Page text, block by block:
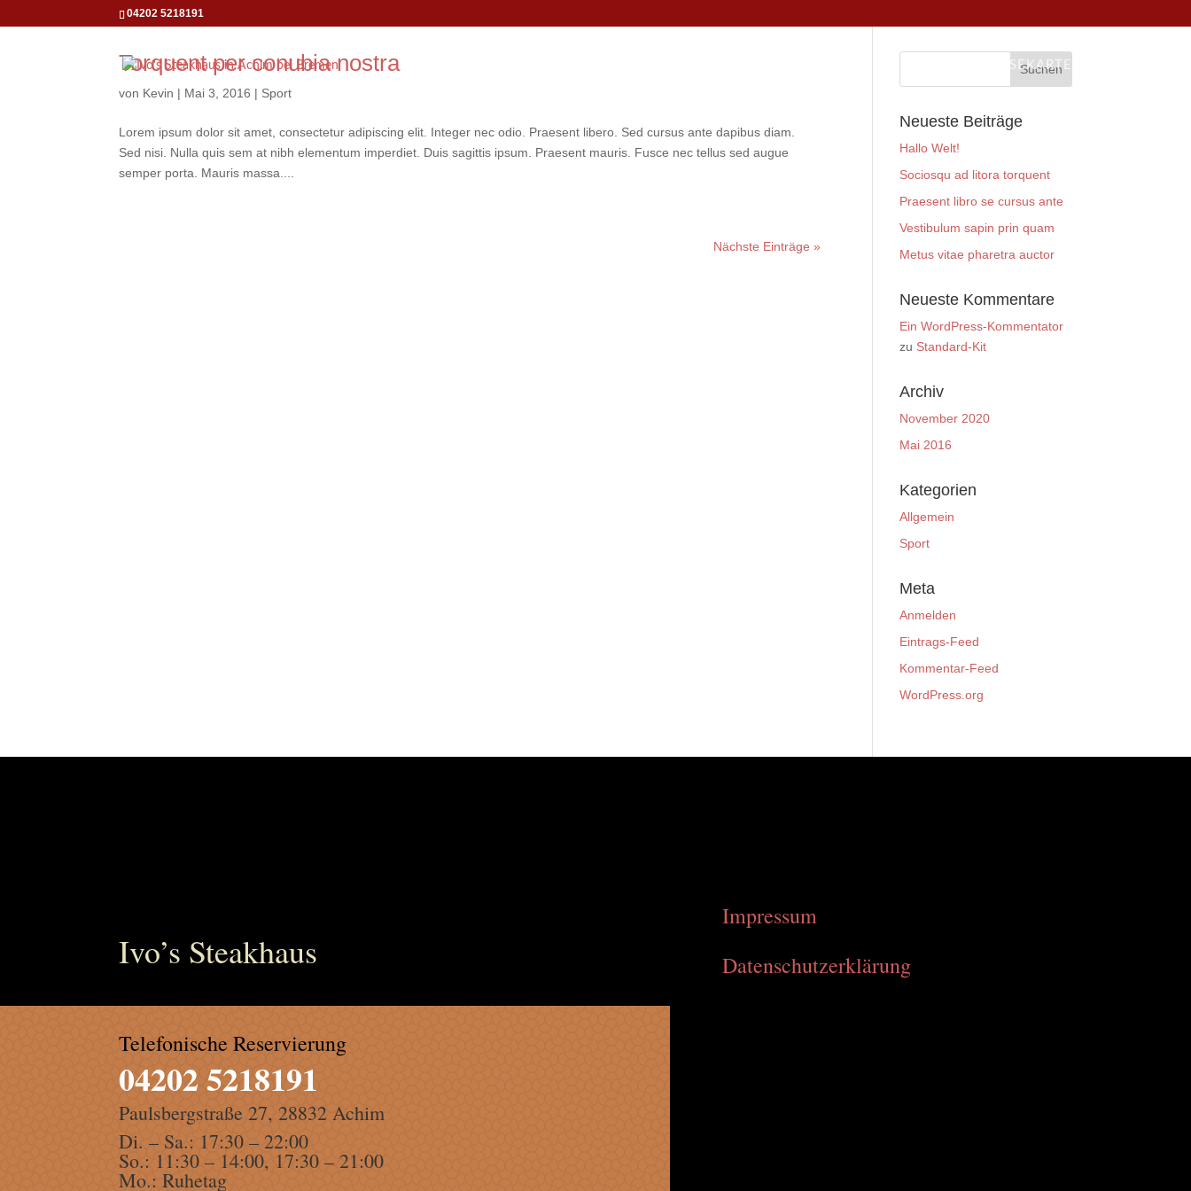
04202 5218191
SPEISEKARTE
Torquent per conubia nostra
von Kevin | Mai 3, 2016 | Sport
Lorem ipsum dolor sit amet, consectetur adipiscing elit. Integer nec odio. Praesent libero. Sed cursus ante dapibus diam.
Sed nisi. Nulla quis sem at nibh elementum imperdiet. Duis sagittis ipsum. Praesent mauris. Fusce nec tellus sed augue
semper porta. Mauris massa....
Nächste Einträge »
Neueste Beiträge
Hallo Welt!
Sociosqu ad litora torquent
Praesent libro se cursus ante
Vestibulum sapin prin quam
Metus vitae pharetra auctor
Neueste Kommentare
Ein WordPress-Kommentator
zu Standard-Kit
Archiv
November 2020
Mai 2016
Kategorien
Allgemein
Sport
Meta
Anmelden
Eintrags-Feed
Kommentar-Feed
WordPress.org
Ivo’s Steakhaus
Telefonische Reservierung
04202 5218191
Paulsbergstraße 27, 28832 Achim
Di. – Sa.: 17:30 – 22:00
So.: 11:30 – 14:00, 17:30 – 21:00
Mo.: Ruhetag
Impressum
Datenschutzerklärung